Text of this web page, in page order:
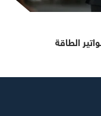
الطاقة